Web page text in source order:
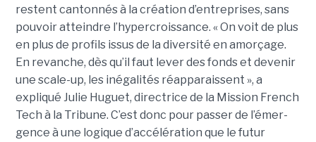
restent cantonnés à la créa­tion d’entre­prises, sans
pouvoir atteindre l’hyper­crois­sance. « On voit de plus
en plus de pro­fils issus de la diver­sité en amorçage.
En revanche, dès qu’il faut lever des fonds et deve­nir
une scale-up, les inéga­li­tés réap­pa­raissent », a
expliqué Julie Huguet, directrice de la Mission French
Tech à la Tribune. C’est donc pour passer de l’émer­
gence à une logique d’accé­lé­ra­tion que le futur